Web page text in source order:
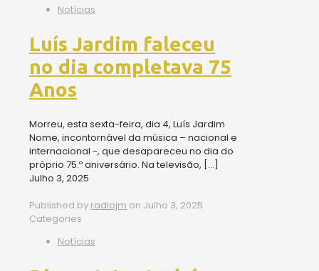
Notícias
Luís Jardim faleceu
no dia completava 75
Anos
Morreu, esta sexta-feira, dia 4, Luís Jardim
Nome, incontornável da música – nacional e
internacional -, que desapareceu no dia do
próprio 75.º aniversário. Na televisão, […]
Julho 3, 2025
Published by radiojm on Julho 3, 2025
Categories
Notícias